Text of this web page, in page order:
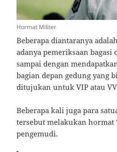
Hormat Militer
Beberapa diantaranya
adanya pemeriksaan
sampai dengan
bagian depan gedung yang
ditujukan untuk VIP atau
Beberapa kali juga para
tersebut melakukan hormat
pengemudi.